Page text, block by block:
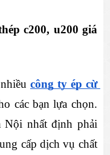
c200, u200 giá
công ty ép cừ
các bạn lựa chọn.
nhất định phải
cấp dịch vụ chất